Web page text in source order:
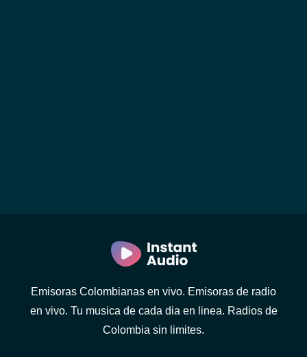
Emisoras Colombianas en vivo. Emisoras de radio
en vivo. Tu musica de cada dia en linea. Radios de
Colombia sin limites.